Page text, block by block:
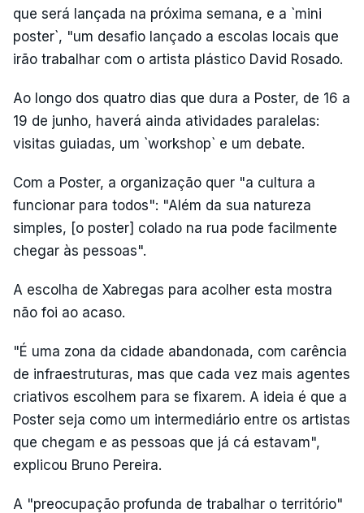
que será lançada na próxima semana, e a `mini
poster`, "um desafio lançado a escolas locais que
irão trabalhar com o artista plástico David Rosado.
Ao longo dos quatro dias que dura a Poster, de 16 a
19 de junho, haverá ainda atividades paralelas:
visitas guiadas, um `workshop` e um debate.
Com a Poster, a organização quer "a cultura a
funcionar para todos": "Além da sua natureza
simples, [o poster] colado na rua pode facilmente
chegar às pessoas".
A escolha de Xabregas para acolher esta mostra
não foi ao acaso.
"É uma zona da cidade abandonada, com carência
de infraestruturas, mas que cada vez mais agentes
criativos escolhem para se fixarem. A ideia é que a
Poster seja como um intermediário entre os artistas
que chegam e as pessoas que já cá estavam",
explicou Bruno Pereira.
A "preocupação profunda de trabalhar o território"